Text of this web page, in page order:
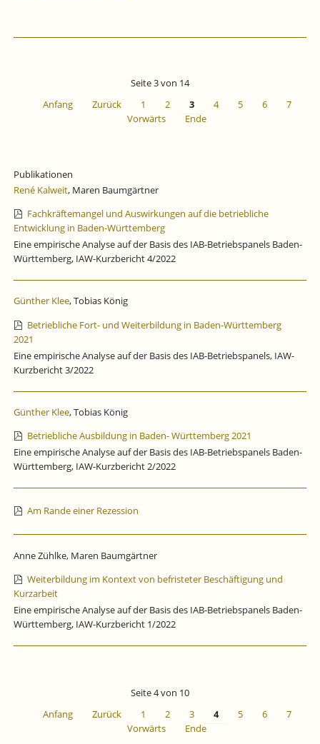
Seite 3 von 14
Anfang
Zurück 1 2 3 4 5 6
7
Vorwärts
Ende
Publikationen
René Kalweit, Maren Baumgärtner
Fachkräftemangel und Auswirkungen auf die betriebliche
Entwicklung in Baden-Württemberg
Eine empirische Analyse auf der Basis des IAB-Betriebspanels Baden-
Württemberg, IAW-Kurzbericht 4/2022
Günther Klee, Tobias König
Betriebliche Fort- und Weiterbildung in Baden-Württemberg
2021
Eine empirische Analyse auf der Basis des IAB-Betriebspanels, IAW-
Kurzbericht 3/2022
Günther Klee, Tobias König
Betriebliche Ausbildung in Baden- Württemberg 2021
Eine empirische Analyse auf der Basis des IAB-Betriebspanels Baden-
Württemberg, IAW-Kurzbericht 2/2022
Am Rande einer Rezession
Anne Zühlke, Maren Baumgärtner
Weiterbildung im Kontext von befristeter Beschäftigung und
Kurzarbeit
Eine empirische Analyse auf der Basis des IAB-Betriebspanels Baden-
Württemberg, IAW-Kurzbericht 1/2022
Seite 4 von 10
Anfang
Zurück 1 2 3 4 5 6
7
Vorwärts
Ende